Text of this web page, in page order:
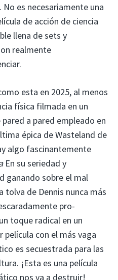
es necesariamente una
de acción de ciencia
llena de sets y
realmente
esta en 2025, al menos
física filmada en un
a pared empleado en
épica de Wasteland de
algo fascinantemente
En su seriedad y
ganando sobre el mal
tolva de Dennis nunca más
pro-
toque radical en un
con el más vaga
es secuestrada para las
¡Esta es una película
nos va a destruir!